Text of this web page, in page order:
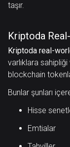
taşır.
Kriptoda
Kriptoda real-
varlıklara
blockchain
Bunlar şunları
Hisse
Emtialar